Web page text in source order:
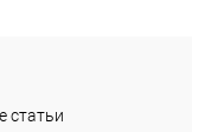
статьи